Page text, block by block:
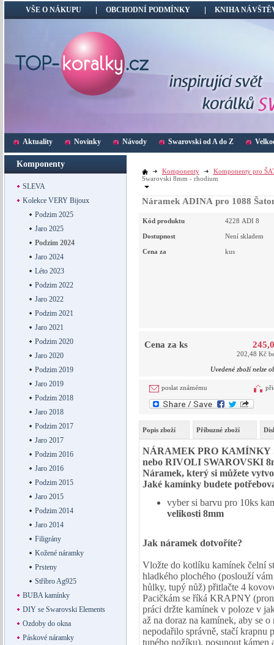
VŠE O NÁKUPU OBCHODNÍ PODMÍNKY KNIHA
Aktuality Novinky Návody Swarovski od A do Z
Komponenty
SLEVA
Kolekce VERY Bijoux
Podzim 2025
Jaro 2025
Podzim 2024
Jaro 2024
Léto 2023
Podzim 2022
Jaro 2022
Podzim 2021
Jaro 2021
Podzim 2020
Jaro 2020
Podzim 2019
Jaro 2019
Podzim 2018
Jaro 2018
Podzim 2017
Jaro 2017
Podzim 2016
Jaro 2016
Podzim 2015
Jaro 2015
Podzim 2014
Jaro 2014
Filigrány
Kožené náramky
Prsteny
Stříbro Ag925
BUBA kamínky
DIY se Swarovski Elements
Ozdoby do okna
Páskové náramky
Komponenty
Komponenty pro
Swarovski 8mm - rhodium
Náramek ADINA pro 1088
Kód produktu 4228 ADI 8
Dostupnost Není skladem
Cena za kus
Cena za ks
202,48 Kč
Uvedené zboží nelze
poslat známému
Popis zboží Příbuzné zboží
NÁRAMEK PRO KAMÍNKY
nebo RIVOLI SWAROVSKI
Náramek, který si můžete
Jaké kamínky budete
vyber si barvu pro 10ks
velikosti 8mm
Jak náramek dotvoříte?
Vložte do kotlíku kamínek čelní
hladkého plochého (poslouží
hůlky, tupý nůž) přitlačte 4
Pacičkám se říká KRAPNY
práci držte kamínek v poloze v
až na doraz na kamínek, aby se
nepodařilo správně, stačí krapnu
tupého nožíku), posunout kámen